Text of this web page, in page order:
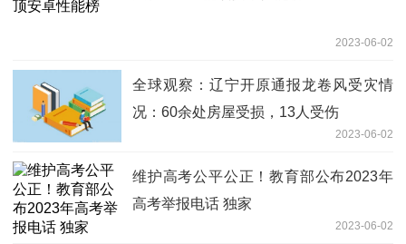
2023-06-02
全球观察：辽宁开原通报龙卷风受灾情
况：60余处房屋受损，13人受伤
2023-06-02
维护高考公平公正！教育部公布2023年
高考举报电话 独家
2023-06-02